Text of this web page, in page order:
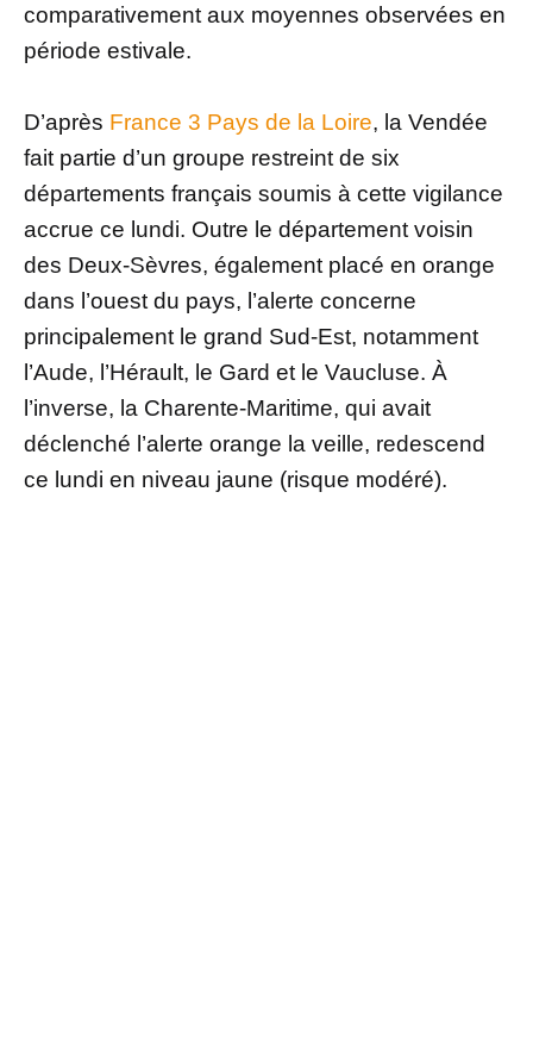
comparativement aux moyennes observées en
période estivale.
D’après France 3 Pays de la Loire, la Vendée
fait partie d’un groupe restreint de six
départements français soumis à cette vigilance
accrue ce lundi. Outre le département voisin
des Deux-Sèvres, également placé en orange
dans l’ouest du pays, l’alerte concerne
principalement le grand Sud-Est, notamment
l’Aude, l’Hérault, le Gard et le Vaucluse. À
l’inverse, la Charente-Maritime, qui avait
déclenché l’alerte orange la veille, redescend
ce lundi en niveau jaune (risque modéré).